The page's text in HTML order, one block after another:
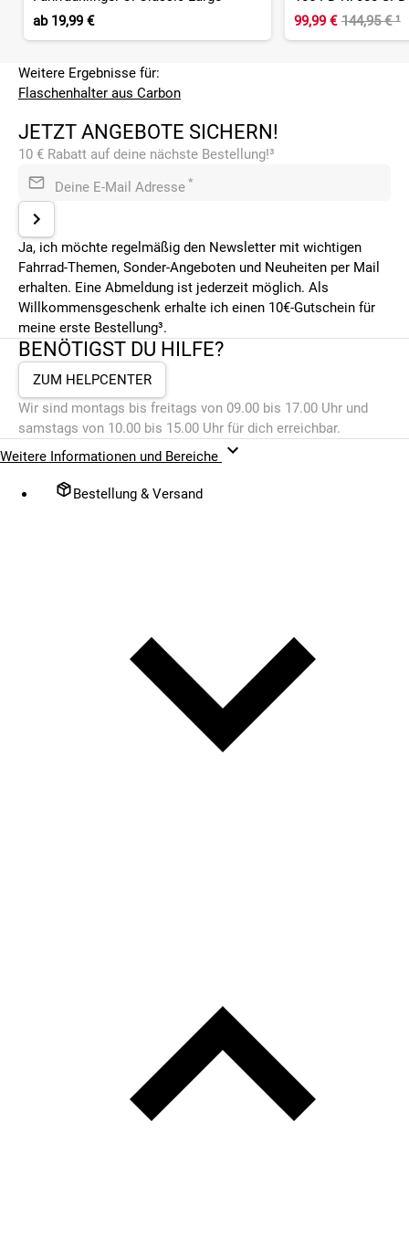
ab19,99 €
99,99 € 144,95 €¹
Weitere Ergebnisse für:
Flaschenhalter aus Carbon
JETZT ANGEBOTE SICHERN!
10 € Rabatt auf deine nächste Bestellung!³
Deine E-Mail Adresse *
Ja, ich möchte regelmäßig den Newsletter mit wichtigen
Fahrrad-Themen, Sonder-Angeboten und Neuheiten per Mail
erhalten. Eine Abmeldung ist jederzeit möglich. Als
Willkommensgeschenk erhalte ich einen 10€-Gutschein für
meine erste Bestellung³.
BENÖTIGST DU HILFE?
ZUM HELPCENTER
Wir sind montags bis freitags von 09.00 bis 17.00 Uhr und
samstags von 10.00 bis 15.00 Uhr für dich erreichbar.
Weitere Informationen und Bereiche
Bestellung & Versand